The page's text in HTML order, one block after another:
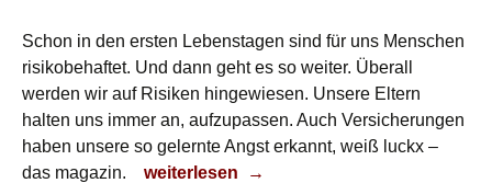
Schon in den ersten Lebenstagen sind für uns Menschen
risikobehaftet. Und dann geht es so weiter. Überall
werden wir auf Risiken hingewiesen. Unsere Eltern
halten uns immer an, aufzupassen. Auch Versicherungen
haben unsere so gelernte Angst erkannt, weiß luckx –
das magazin.
Risiko
weiterlesen →